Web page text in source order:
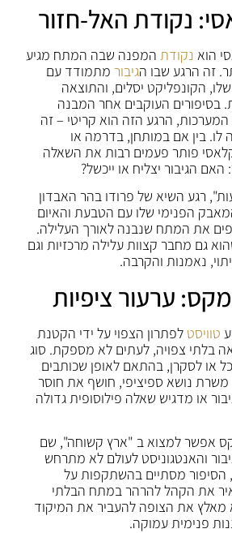
נקודת האל-חזור
הוא נקודת המפנה שבה המתח מגיע
זה הרגע שבו הגיבור מתמודד עם
הקונפליקט יסלים, והתוצאה
בסיפורים העוקבים אחר המבנה
הרגע הזה הוא קריטי – זה
בין אם במותחן, בדרמה או
פותר פעמים רבות את השאלה
הגיבור יצליח או ייכשל?
רגע השיא של פרודו בהר האבדון
הפנימי שלו עם הטבעת והאיום
את המתח שנבנה לאורך העלילה.
גם מחבר קצוות עלילה מרכזיות וגם
נאמנות והקרבה.
ערעור ציפיות
טוויסט לפתרון הצפוי על ידי הקטנת
בלתי צפויה, לעתים לא מספקת. סוג
או לסקרן, בהתאם לאופן שכותבים
משרת נושא ספיציפי, חושף את חוסר
או מדגיש שאלה פילוסופית גדולה
אפשר למצוא ב "ארץ קשוחה", שם
והאנטגוניסט לעולם לא מתרחש
הסיפור מסתיים בהשתקפות על
את הקהל להרהר במתח הבלתי
מאלץ את הצופה להעביר את המיקוד
פנימית עמוקה.